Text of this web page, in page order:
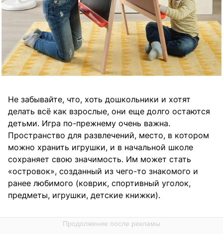
Не забывайте, что, хоть дошкольники и хотят
делать всё как взрослые, они еще долго остаются
детьми. Игра по-прежнему очень важна.
Пространство для развлечений, место, в котором
можно хранить игрушки, и в начальной школе
сохраняет свою значимость. Им может стать
«островок», созданный из чего-то знакомого и
ранее любимого (коврик, спортивный уголок,
предметы, игрушки, детские книжки).